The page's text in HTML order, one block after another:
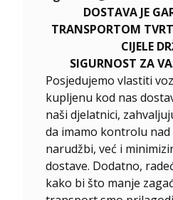
DOSTAVA JE
TRANSPORTOM
CIJELE
SIGURNOST ZA
Posjedujemo vlastiti
kupljenu kod nas
naši djelatnici,
da imamo kontrolu
narudžbi, već i
dostave. Dodatno,
kako bi što manje